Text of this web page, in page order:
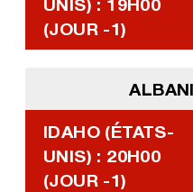
UNIS) : 19H00
(JOUR -1)
IDAHO (ÉTATS-
UNIS) : 20H00
(JOUR -1)